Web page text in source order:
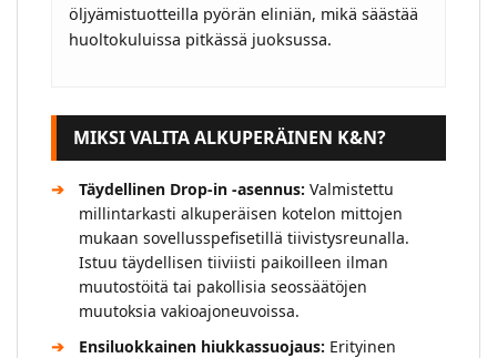
öljyämistuotteilla pyörän eliniän, mikä säästää
huoltokuluissa pitkässä juoksussa.
MIKSI VALITA ALKUPERÄINEN K&N?
Täydellinen Drop-in -asennus: Valmistettu
millintarkasti alkuperäisen kotelon mittojen
mukaan sovellusspefisetillä tiivistysreunalla.
Istuu täydellisen tiiviisti paikoilleen ilman
muutostöitä tai pakollisia seossäätöjen
muutoksia vakioajoneuvoissa.
Ensiluokkainen hiukkassuojaus: Erityinen